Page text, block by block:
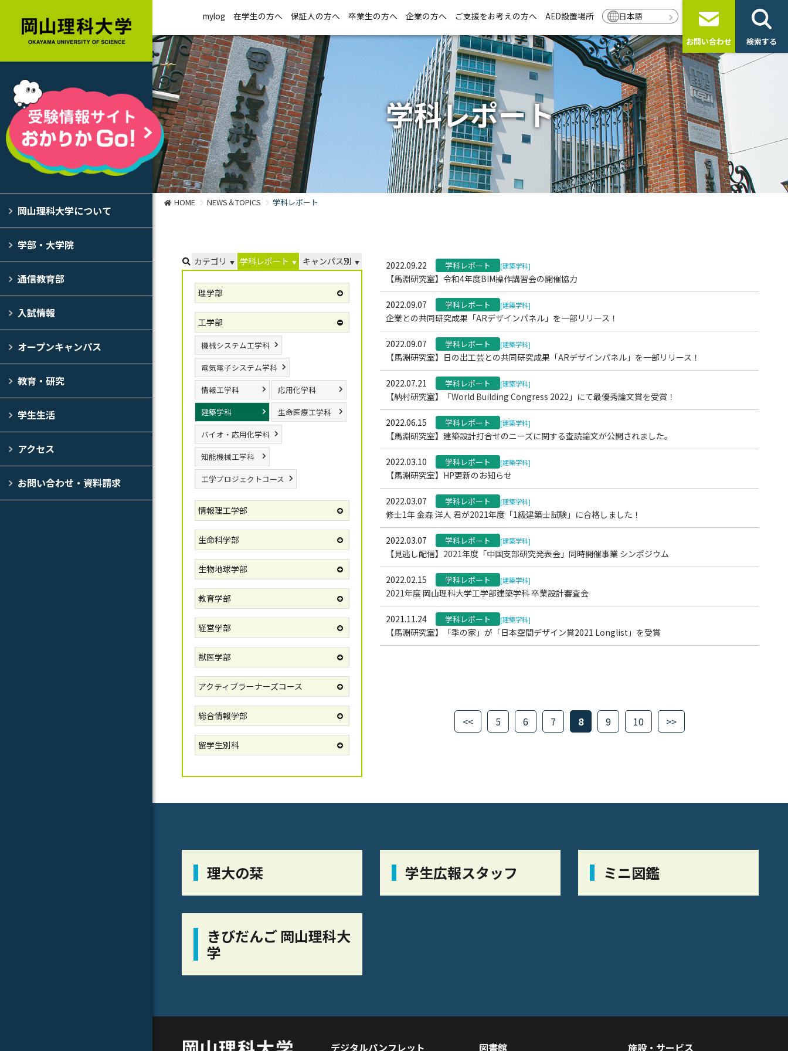
岡山理科大学について
学部・大学院
通信教育部
入試情報
オープンキャンパス
教育・研究
学生生活
アクセス
お問い合わせ・資料請求
mylog 在学生の方へ 保証人の方へ 卒業生の方へ 企業の方へ ご支援をお考えの方へ AED設置場所 日本語
お問い合わせ 検索する
学科レポート
HOME NEWS＆TOPICS 学科レポート
カテゴリ 学科レポート キャンパス別
理学部
工学部
機械システム工学科
電気電子システム学科
情報工学科
応用化学科
建築学科
生命医療工学科
バイオ・応用化学科
知能機械工学科
工学プロジェクトコース
情報理工学部
生命科学部
生物地球学部
教育学部
経営学部
獣医学部
アクティブラーナーズコース
総合情報学部
留学生別科
2022.09.22 学科レポート [建築学科]
【馬淵研究室】令和4年度BIM操作講習会の開催協力
2022.09.07 学科レポート [建築学科]
企業との共同研究成果「ARデザインパネル」を一部リリース！
2022.09.07 学科レポート [建築学科]
【馬淵研究室】日の出工芸との共同研究成果「ARデザインパネル」を一部リリース！
2022.07.21 学科レポート [建築学科]
【納村研究室】「World Building Congress 2022」にて最優秀論文賞を受賞！
2022.06.15 学科レポート [建築学科]
【馬淵研究室】建築設計打合せのニーズに関する査読論文が公開されました。
2022.03.10 学科レポート [建築学科]
【馬淵研究室】HP更新のお知らせ
2022.03.07 学科レポート [建築学科]
修士1年 金森 洋人 君が2021年度「1級建築士試験」に合格しました！
2022.03.07 学科レポート [建築学科]
【見逃し配信】2021年度「中国支部研究発表会」同時開催事業 シンポジウム
2022.02.15 学科レポート [建築学科]
2021年度 岡山理科大学工学部建築学科 卒業設計審査会
2021.11.24 学科レポート [建築学科]
【馬淵研究室】「季の家」が「日本空間デザイン賞2021 Longlist」を受賞
<< 5 6 7 8 9 10 >>
理大の栞 学生広報スタッフ ミニ図鑑
きびだんご 岡山理科大
学
デジタルパンフレット 図書館 施設・サービス